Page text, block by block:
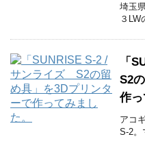
埼玉
３LW
「
S2
作っ
アコ
S-2。